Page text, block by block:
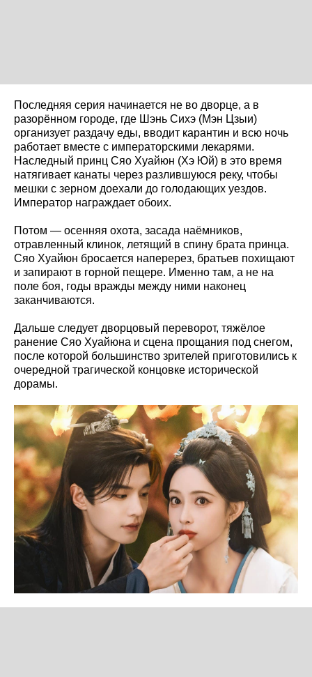
Последняя серия начинается не во дворце, а в
разорённом городе, где Шэнь Сихэ (Мэн Цзыи)
организует раздачу еды, вводит карантин и всю ночь
работает вместе с императорскими лекарями.
Наследный принц Сяо Хуайюн (Хэ Юй) в это время
натягивает канаты через разлившуюся реку, чтобы
мешки с зерном доехали до голодающих уездов.
Император награждает обоих.
Потом — осенняя охота, засада наёмников,
отравленный клинок, летящий в спину брата принца.
Сяо Хуайюн бросается наперерез, братьев похищают
и запирают в горной пещере. Именно там, а не на
поле боя, годы вражды между ними наконец
заканчиваются.
Дальше следует дворцовый переворот, тяжёлое
ранение Сяо Хуайюна и сцена прощания под снегом,
после которой большинство зрителей приготовились к
очередной трагической концовке исторической
дорамы.